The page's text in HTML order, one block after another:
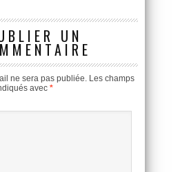
UN
ne sera pas publiée. Les champs
avec *